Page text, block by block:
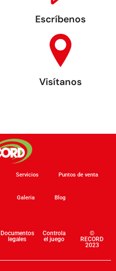
Escríbenos
Visítanos
Servicios Puntos de venta
Galeria Blog
Documentos
legales
Controla
el juego
©
RECORD
2023